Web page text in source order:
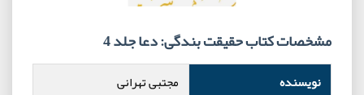
مشخصات کتاب حقیقت بندگی: دعا جلد 4
نویسنده
مجتبی تهرانی